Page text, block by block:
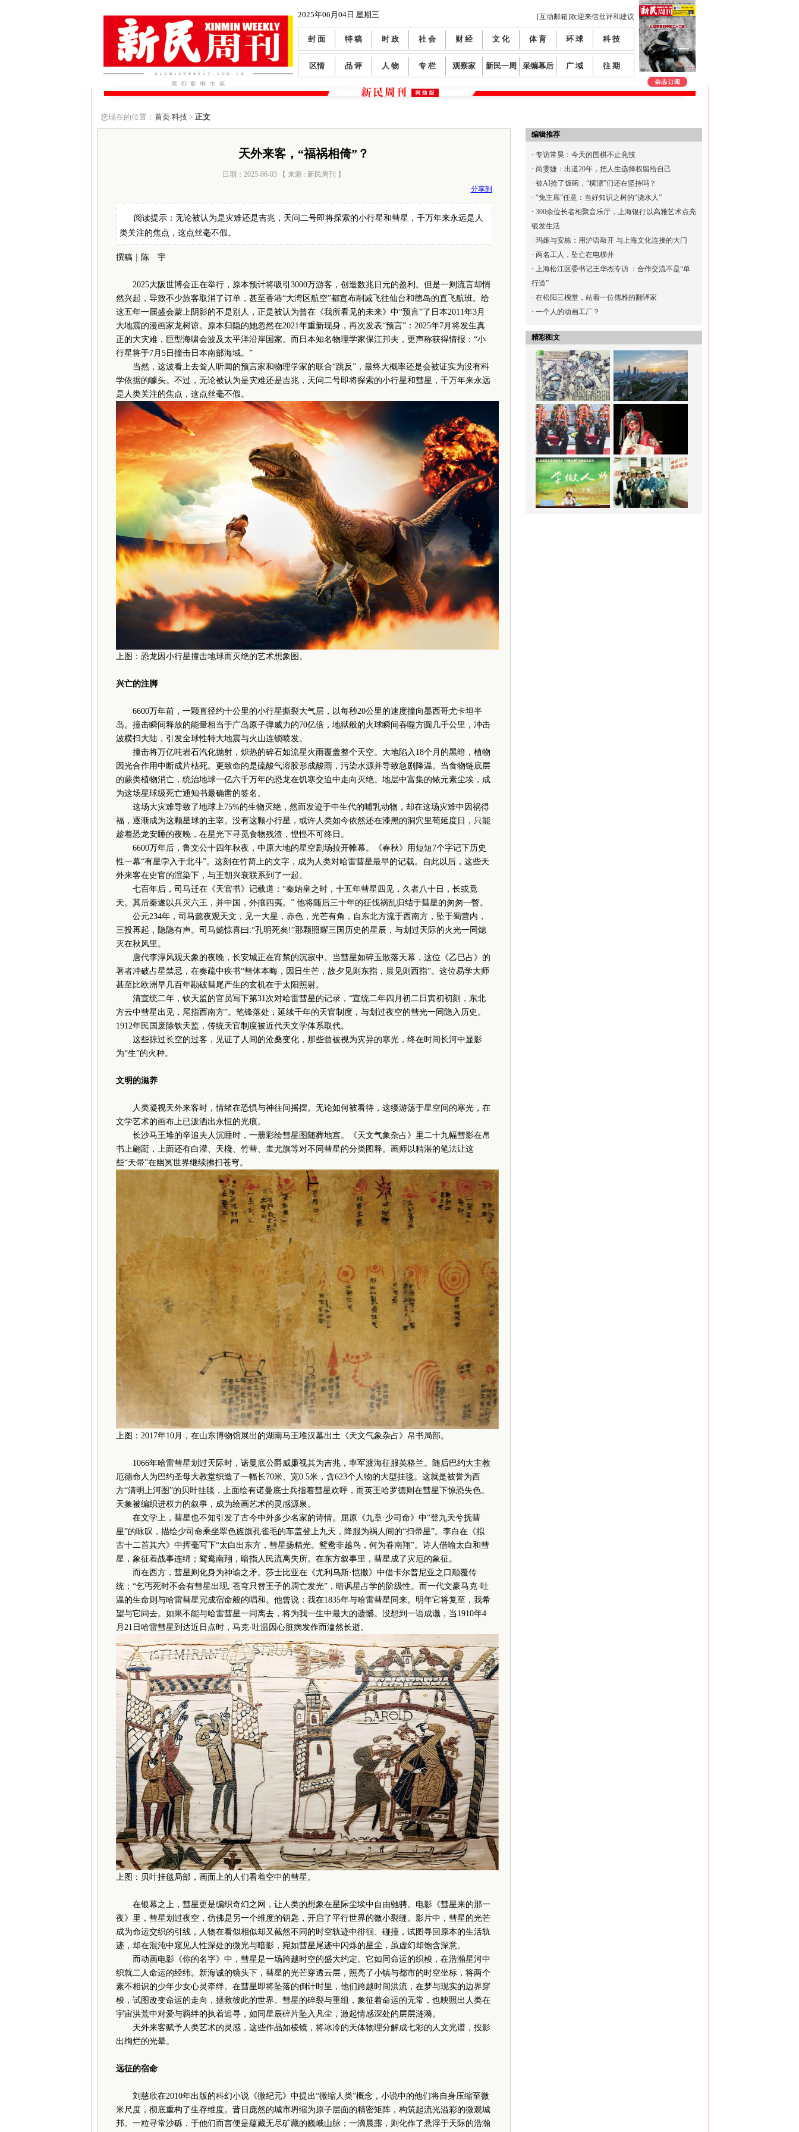
2025年06月04日 星期三 [互动邮箱]欢迎来信批评和建议
封 面 特 稿 时 政 社 会 财 经 文 化 体 育 环 球 科 技
区情 品 评 人 物 专 栏 观察家 新民一周 采编幕后 广 域 往 期
您现在的位置： 首页 科技> 正文
天外来客，“福祸相倚”？
日期：2025-06-03 【 来源 : 新民周刊 】
分享到
阅读提示：无论被认为是灾难还是吉兆，天问二号即将探索的小行星和彗星，千万年来永远是人
类关注的焦点，这点丝毫不假。
撰稿｜陈 宇
2025大阪世博会正在举行，原本预计将吸引3000万游客，创造数兆日元的盈利。但是一则流言却悄
然兴起，导致不少旅客取消了订单，甚至香港“大湾区航空”都宣布削减飞往仙台和德岛的直飞航班。给
这五年一届盛会蒙上阴影的不是别人，正是被认为曾在《我所看见的未来》中“预言”了日本2011年3月
大地震的漫画家龙树谅。原本归隐的她忽然在2021年重新现身，再次发表“预言”：2025年7月将发生真
正的大灾难，巨型海啸会波及太平洋沿岸国家。而日本知名物理学家保江邦夫，更声称获得情报：“小
行星将于7月5日撞击日本南部海域。”
当然，这波看上去耸人听闻的预言家和物理学家的联合“跳反”，最终大概率还是会被证实为没有科
学依据的噱头。不过，无论被认为是灾难还是吉兆，天问二号即将探索的小行星和彗星，千万年来永远
是人类关注的焦点，这点丝毫不假。
上图：恐龙因小行星撞击地球而灭绝的艺术想象图。
兴亡的注脚
6600万年前，一颗直径约十公里的小行星撕裂大气层，以每秒20公里的速度撞向墨西哥尤卡坦半
岛。撞击瞬间释放的能量相当于广岛原子弹威力的70亿倍，地狱般的火球瞬间吞噬方圆几千公里，冲击
波横扫大陆，引发全球性特大地震与火山连锁喷发。
撞击将万亿吨岩石汽化抛射，炽热的碎石如流星火雨覆盖整个天空。大地陷入18个月的黑暗，植物
因光合作用中断成片枯死。更致命的是硫酸气溶胶形成酸雨，污染水源并导致急剧降温。当食物链底层
的蕨类植物消亡，统治地球一亿六千万年的恐龙在饥寒交迫中走向灭绝。地层中富集的铱元素尘埃，成
为这场星球级死亡通知书最确凿的签名。
这场大灾难导致了地球上75%的生物灭绝，然而发迹于中生代的哺乳动物，却在这场灾难中因祸得
福，逐渐成为这颗星球的主宰。没有这颗小行星，或许人类如今依然还在漆黑的洞穴里苟延度日，只能
趁着恐龙安睡的夜晚，在星光下寻觅食物残渣，惶惶不可终日。
6600万年后，鲁文公十四年秋夜，中原大地的星空剧场拉开帷幕。《春秋》用短短7个字记下历史
性一幕“有星孛入于北斗”。这刻在竹简上的文字，成为人类对哈雷彗星最早的记载。自此以后，这些天
外来客在史官的渲染下，与王朝兴衰联系到了一起。
七百年后，司马迁在《天官书》记载道：“秦始皇之时，十五年彗星四见，久者八十日，长或竟
天。其后秦遂以兵灭六王，并中国，外攘四夷。” 他将随后三十年的征伐祸乱归结于彗星的匆匆一瞥。
公元234年，司马懿夜观天文，见一大星，赤色，光芒有角，自东北方流于西南方，坠于蜀营内，
三投再起，隐隐有声。司马懿惊喜曰:“孔明死矣!”那颗照耀三国历史的星辰，与划过天际的火光一同熄
灭在秋风里。
唐代李淳风观天象的夜晚，长安城正在宵禁的沉寂中。当彗星如碎玉散落天幕，这位《乙巳占》的
著者冲破占星禁忌，在奏疏中疾书“彗体本晦，因日生芒，故夕见则东指，晨见则西指”。这位易学大师
甚至比欧洲早几百年勘破彗尾产生的玄机在于太阳照射。
清宣统二年，钦天监的官员写下第31次对哈雷彗星的记录，“宣统二年四月初二日寅初初刻，东北
方云中彗星出见，尾指西南方”。笔锋落处，延续千年的天官制度，与划过夜空的彗光一同隐入历史。
1912年民国废除钦天监，传统天官制度被近代天文学体系取代。
这些掠过长空的过客，见证了人间的沧桑变化，那些曾被视为灾异的寒光，终在时间长河中显影
为“生”的火种。
文明的滋养
人类凝视天外来客时，情绪在恐惧与神往间摇摆。无论如何被看待，这缕游荡于星空间的寒光，在
文学艺术的画布上已泼洒出永恒的光痕。
长沙马王堆的辛追夫人沉睡时，一册彩绘彗星图随葬地宫。《天文气象杂占》里二十九幅彗影在帛
书上翩跹，上面还有白灌、天欃、竹彗、蚩尤旗等对不同彗星的分类图释。画师以精湛的笔法让这
些“天帚”在幽冥世界继续拂扫苍穹。
上图：2017年10月，在山东博物馆展出的湖南马王堆汉墓出土《天文气象杂占》帛书局部。
1066年哈雷彗星划过天际时，诺曼底公爵威廉视其为吉兆，率军渡海征服英格兰。随后巴约大主教
厄德命人为巴约圣母大教堂织造了一幅长70米、宽0.5米，含623个人物的大型挂毯。这就是被誉为西
方“清明上河图”的贝叶挂毯，上面绘有诺曼底士兵指着彗星欢呼，而英王哈罗德则在彗星下惊恐失色。
天象被编织进权力的叙事，成为绘画艺术的灵感源泉。
在文学上，彗星也不知引发了古今中外多少名家的诗情。屈原《九章·少司命》中“登九天兮抚彗
星”的咏叹，描绘少司命乘坐翠色旌旗孔雀毛的车盖登上九天，降服为祸人间的“扫帚星”。李白在《拟
古十二首其六》中挥毫写下“太白出东方，彗星扬精光。鸳鸯非越鸟，何为眷南翔”。诗人借喻太白和彗
星，象征着战事连绵；鸳鸯南翔，暗指人民流离失所。在东方叙事里，彗星成了灾厄的象征。
而在西方，彗星则化身为神谕之矛。莎士比亚在《尤利乌斯·恺撒》中借卡尔普尼亚之口颠覆传
统：“乞丐死时不会有彗星出现, 苍穹只替王子的凋亡发光”，暗讽星占学的阶级性。而一代文豪马克·吐
温的生命则与哈雷彗星完成宿命般的唱和。他曾说：我在1835年与哈雷彗星同来。明年它将复至，我希
望与它同去。如果不能与哈雷彗星一同离去，将为我一生中最大的遗憾。没想到一语成谶，当1910年4
月21日哈雷彗星到达近日点时，马克·吐温因心脏病发作而溘然长逝。
上图：贝叶挂毯局部，画面上的人们看着空中的彗星。
在银幕之上，彗星更是编织奇幻之网，让人类的想象在星际尘埃中自由驰骋。电影《彗星来的那一
夜》里，彗星划过夜空，仿佛是另一个维度的钥匙，开启了平行世界的微小裂缝。影片中，彗星的光芒
成为命运交织的引线，人物在看似相似却又截然不同的时空轨迹中徘徊、碰撞，试图寻回原本的生活轨
迹，却在混沌中窥见人性深处的微光与暗影，宛如彗星尾迹中闪烁的星尘，虽虚幻却饱含深意。
而动画电影《你的名字》中，彗星是一场跨越时空的盛大约定。它如同命运的织梭，在浩瀚星河中
织就二人命运的经纬。新海诚的镜头下，彗星的光芒穿透云层，照亮了小镇与都市的时空坐标，将两个
素不相识的少年少女心灵牵绊。在彗星即将坠落的倒计时里，他们跨越时间洪流，在梦与现实的边界穿
梭，试图改变命运的走向，拯救彼此的世界。彗星的碎裂与重组，象征着命运的无常，也映照出人类在
宇宙洪荒中对爱与羁绊的执着追寻，如同星辰碎片坠入凡尘，激起情感深处的层层涟漪。
天外来客赋予人类艺术的灵感，这些作品如棱镜，将冰冷的天体物理分解成七彩的人文光谱，投影
出绚烂的光晕。
远征的宿命
刘慈欣在2010年出版的科幻小说《微纪元》中提出“微缩人类”概念，小说中的他们将自身压缩至微
米尺度，彻底重构了生存维度。昔日庞然的城市坍缩为原子层面的精密矩阵，构筑起流光溢彩的微观城
邦。一粒寻常沙砾，于他们而言便是蕴藏无尽矿藏的巍峨山脉；一滴晨露，则化作了悬浮于天际的浩瀚
编辑推荐
· 专访常昊：今天的围棋不止竞技
· 尚雯婕：出道20年，把人生选择权留给自己
· 被AI抢了饭碗，“横漂”们还在坚持吗？
· “兔主席”任意：当好知识之树的“浇水人”
· 300余位长者相聚音乐厅，上海银行以高雅艺术点亮
银发生活
· 玛娅与安栋：用沪语敲开 与上海文化连接的大门
· 两名工人，坠亡在电梯井
· 上海松江区委书记王华杰专访 ：合作交流不是“单
行道”
· 在松阳三槐堂，站着一位儒雅的翻译家
· 一个人的动画工厂？
精彩图文